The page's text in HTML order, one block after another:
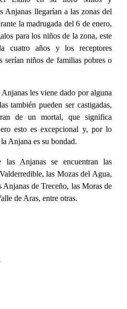
Anjanas llegarían a las zonas del
la madrugada del 6 de enero,
para los niños de la zona, este
cuatro años y los receptores
serían niños de familias pobres o
les viene dado por alguna
también pueden ser castigadas,
de un mortal, que significa
esto es excepcional y, por lo
Anjana es su bondad.
Anjanas se encuentran las
las Mozas del Agua,
de Treceño, las Moras de
de Aras, entre otras.